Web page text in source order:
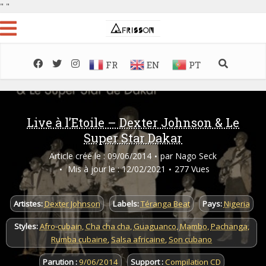
" "
FR EN PT
Live à l’Etoile – Dexter Johnson & Le
Super Star Dakar
Article créé le : 09/06/2014 par Nago Seck
Mis à jour le : 12/02/2021
277 Vues
Artistes:Dexter Johnson Labels:Téranga Beat Pays:Nigeria
Styles:Afro-cubain,Cha cha cha,Guaguanco,Mambo,Pachanga,
Rumba cubaine, Salsa africaine, Son cubano
Parution :9/06/2014 Support :Compilation CD